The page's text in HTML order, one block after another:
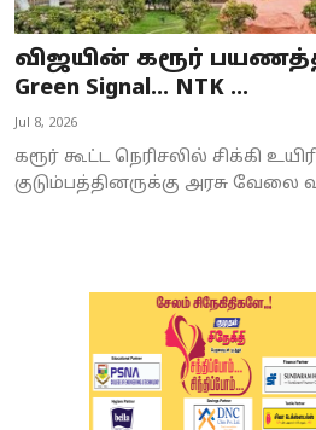
World
Astrology
Spirituality
Weather
விஜயின் கரூர்
Green Signal... NTK ...
Jul 8, 2026
கரூர் கூட்ட நெரிசலில் சிக்கி
குடும்பத்தினருக்கு அரசு வேலை